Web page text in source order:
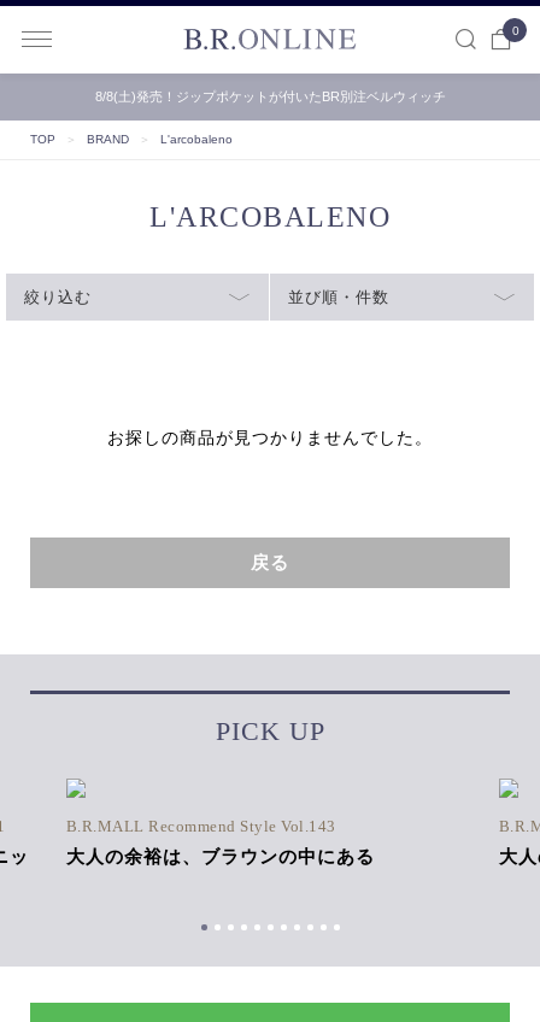
0
8/8(土)発売！ジップポケットが付いたBR別注ベルウィッチ
TOP ＞ BRAND ＞ L'arcobaleno
L'ARCOBALENO
絞り込む 並び順・件数
お探しの商品が見つかりませんでした。
戻る
PICK UP
ッ
B.R.MALL Recommend Style Vol.143
大人の余裕は、ブラウンの中にある 大